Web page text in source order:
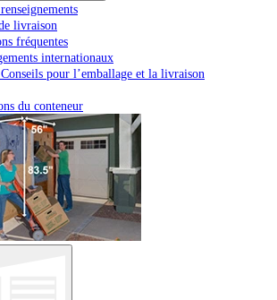
livraison
fréquentes
internationaux
Conseils pour l’emballage et la livraison
du conteneur